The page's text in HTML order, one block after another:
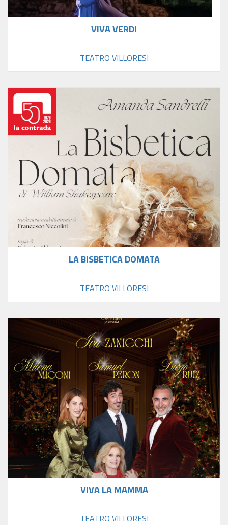
VIVA VERDI
TEATRO VILLORESI
LA BISBETICA DOMATA
TEATRO VILLORESI
VIVA LA MAMMA
TEATRO VILLORESI